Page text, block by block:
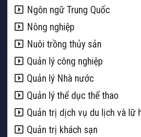
Ngôn ngữ Trung Quốc
Nông nghiệp
Nuôi trồng thủy sản
Quản lý công nghiệp
Quản lý Nhà nước
Quản lý thể dục thể thao
Quản trị dịch vụ du lịch và lữ
Quản trị khách sạn